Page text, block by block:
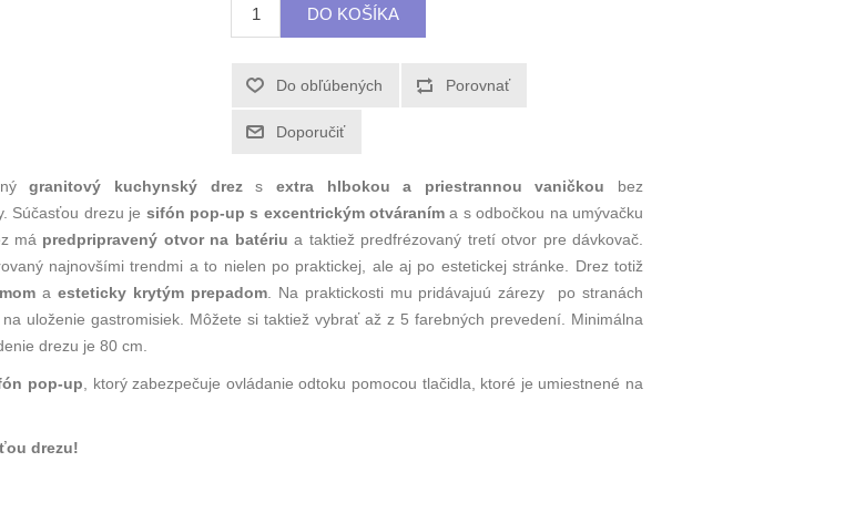
granitový kuchynský drezs extra hlbokou a priestrannou vaničkou bez
Súčasťou drezu je sifón pop-up s excentrickým otváraním a s odbočkou na umývačku
má predpripravený otvor na batériu a taktiež predfrézovaný tretí otvor pre dávkovač.
najnovšími trendmi a to nielen po praktickej, ale aj po estetickej stránke. Drez totiž
aesteticky krytým prepadom. Na praktickosti mu pridávajuú zárezy po stranách
uloženie gastromisiek. Môžete si taktiež vybrať až z 5 farebných prevedení. Minimálna
drezu je 80 cm.
pop-up, ktorý zabezpečuje ovládanie odtoku pomocou tlačidla, ktoré je umiestnené na
drezu!